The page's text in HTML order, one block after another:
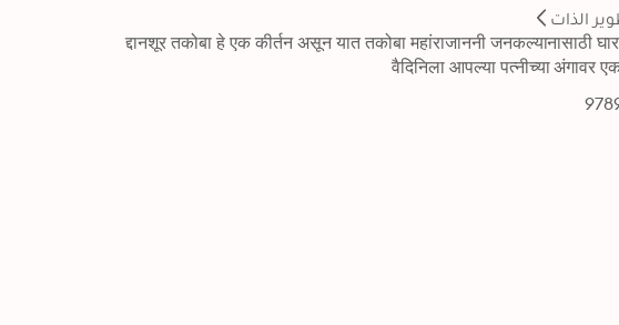
الذات
द्दानशूर तकोबा हे एक कीर्तन असून यात तकोबा महांराजाननी जनकल्यानासाठी घारतिल भंडी विकूँ पोथ्या केल्या दानवीर असे की दारात एनरया
वैदिनिला आपल्या पत्नीच्या अंगावर